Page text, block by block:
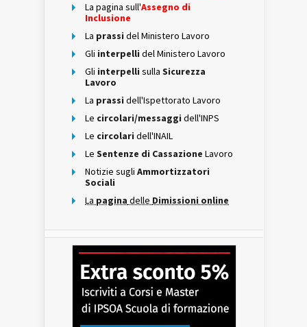
La pagina sull'Assegno di
Inclusione
La prassi del Ministero Lavoro
Gli interpelli del Ministero Lavoro
Gli interpelli sulla Sicurezza
Lavoro
La prassi dell'Ispettorato Lavoro
Le circolari/messaggi dell'INPS
Le circolari dell'INAIL
Le Sentenze di Cassazione Lavoro
Notizie sugli Ammortizzatori
Sociali
La pagina delle Dimissioni online